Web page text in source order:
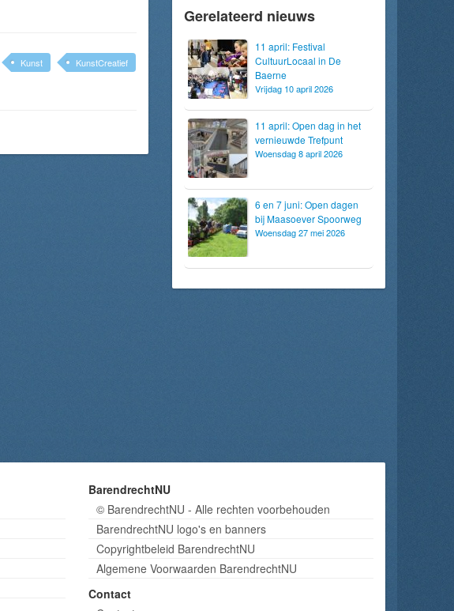
Kunst
KunstCreatief
Gerelateerd nieuws
11 april: Festival
CultuurLocaal in De
Baerne
Vrijdag 10 april 2026
11 april: Open dag in het
vernieuwde Trefpunt
Woensdag 8 april 2026
6 en 7 juni: Open dagen
bij Maasoever Spoorweg
Woensdag 27 mei 2026
BarendrechtNU
© BarendrechtNU - Alle rechten voorbehouden
BarendrechtNU logo's en banners
Copyrightbeleid BarendrechtNU
Algemene Voorwaarden BarendrechtNU
Contact